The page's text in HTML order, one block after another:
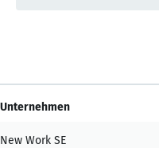
Unternehmen
New Work SE